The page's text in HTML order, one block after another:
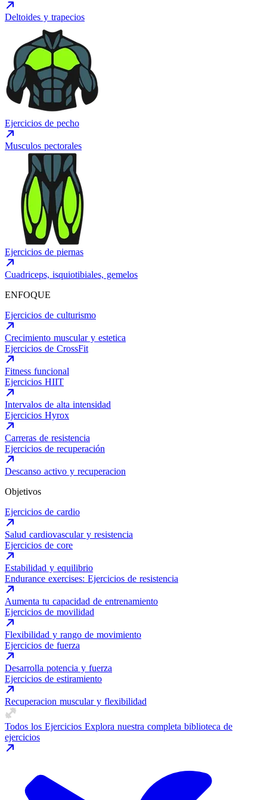
Deltoides y trapecios
Ejercicios de pecho
Musculos pectorales
Ejercicios de piernas
Cuadriceps, isquiotibiales, gemelos
ENFOQUE
Ejercicios de culturismo
Crecimiento muscular y estetica
Ejercicios de CrossFit
Fitness funcional
Ejercicios HIIT
Intervalos de alta intensidad
Ejercicios Hyrox
Carreras de resistencia
Ejercicios de recuperación
Descanso activo y recuperacion
Objetivos
Ejercicios de cardio
Salud cardiovascular y resistencia
Ejercicios de core
Estabilidad y equilibrio
Endurance exercises: Ejercicios de resistencia
Aumenta tu capacidad de entrenamiento
Ejercicios de movilidad
Flexibilidad y rango de movimiento
Ejercicios de fuerza
Desarrolla potencia y fuerza
Ejercicios de estiramiento
Recuperacion muscular y flexibilidad
Todos los Ejercicios Explora nuestra completa biblioteca de
ejercicios